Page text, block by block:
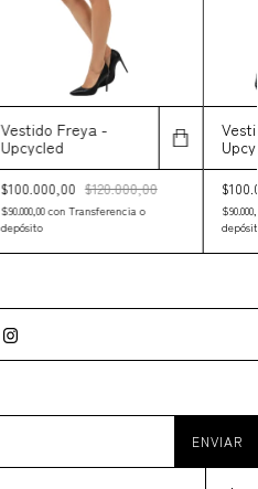
Vestido Freya -
Upcycled
$100.000,00 $120.000,00
$90.000,00con Transferencia o
depósito